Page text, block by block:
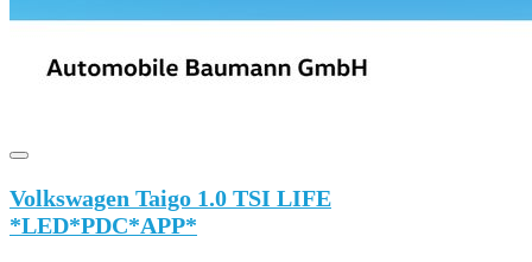
Volkswagen Taigo 1.0 TSI LIFE
*LED*PDC*APP*